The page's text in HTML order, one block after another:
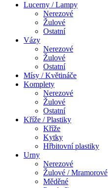
Lucerny / Lampy
Nerezové
Žulové
Ostatní
Vázy
Nerezové
Žulové
Ostatní
Mísy / Květináče
Komplety
Nerezové
Žulové
Ostatní
Kříže / Plastiky
Kříže
Kytky
Hřbitovní plastiky
Urny
Nerezové
Žulové / Mramorové
Měděné